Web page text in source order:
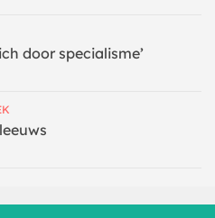
door specialisme’